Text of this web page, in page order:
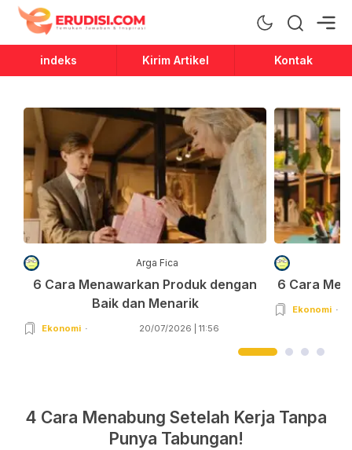
Erudisi
Temukan Jawaban dan Inspirasi
indeks Kirim Artikel Kontak
Arga Fica
6 Cara Menawarkan Produk dengan
Baik dan Menarik
Ekonomi 20/07/2026 | 11:56
6 Cara
Ekonomi
4 Cara Menabung Setelah Kerja Tanpa
Punya Tabungan!